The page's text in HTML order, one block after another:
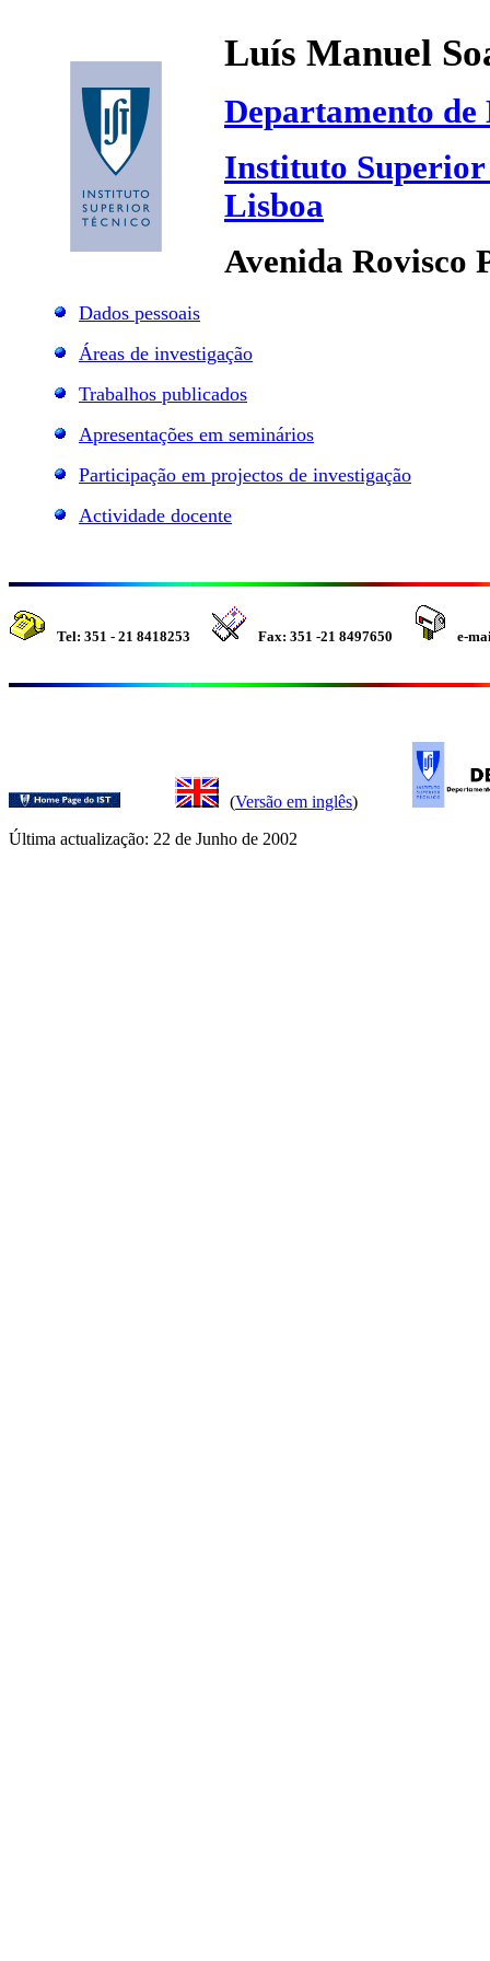
Luís Manuel
Departamento
Instituto
Lisboa
Avenida Rovisco
Dados pessoais
Áreas de investigação
Trabalhos publicados
Apresentações em seminários
Participação em projectos de investigação
Actividade docente
Tel: 351 - 21 8418253 Fax: 351 -21 8497650 e-
(Versão em inglês)
Última actualização: 22 de Junho de 2002